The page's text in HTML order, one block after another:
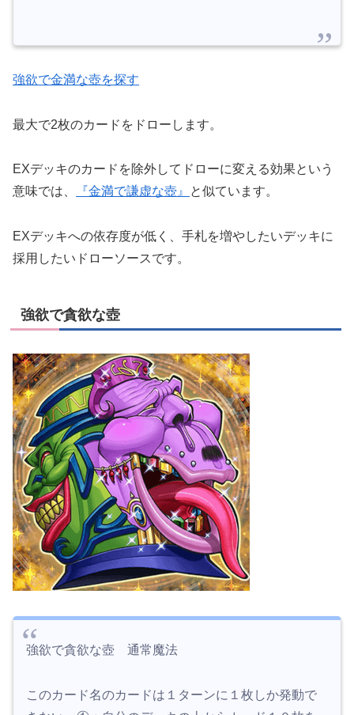
強欲で金満な壺を探す
最大で2枚のカードをドローします。
EXデッキのカードを除外してドローに変える効果という
意味では、
『金満で謙虚な壺』 と似ています。
EXデッキへの依存度が低く、手札を増やしたいデッキに
採用したいドローソースです。
強欲で貪欲な壺
強欲で貪欲な壺 通常魔法
このカード名のカードは１ターンに１枚しか発動で